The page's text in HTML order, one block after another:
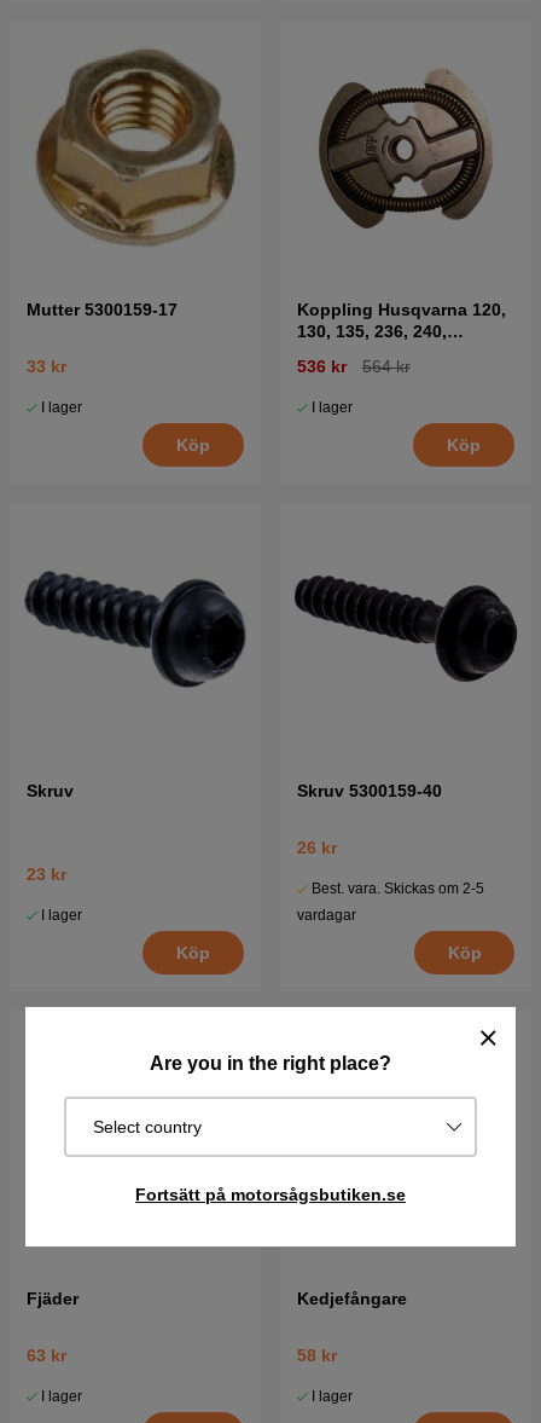
Are you in the right place?
Select country
Fortsätt på motorsågsbutiken.se
Mutter 5300159-17
33 kr
I lager
Köp
Koppling Husqvarna 120,
130, 135, 236, 240,
536 kr 564 kr
I lager
Köp
Skruv
23 kr
I lager
Köp
Skruv 5300159-40
26 kr
Best. vara. Skickas om 2-5
vardagar
Köp
Fjäder
63 kr
I lager
Kedjefångare
58 kr
I lager